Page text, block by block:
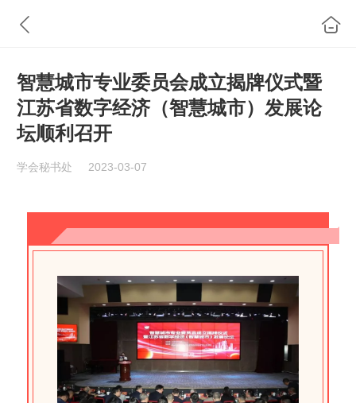
智慧城市专业委员会成立揭牌仪式暨
江苏省数字经济（智慧城市）发展论
坛顺利召开
学会秘书处 2023-03-07